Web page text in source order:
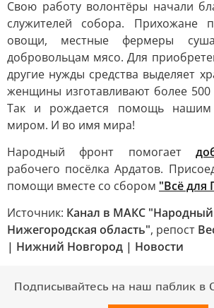
Свою работу волонтёры начали
служителей собора. Прихожане
овощи, местные фермеры
добровольцам мясо. Для
другие нужды средства выделяет
женщины изготавливают более
Так и рождается помощь
миром. И во имя мира!
Народный фронт помогает
рабочего посёлка Ардатов.
помощи вместе со сбором "Всё для
Источник: Канал в МАКС
Нижегородская область", репост
| Нижний Новгород | Новости
Подписывайтесь на наш паблик в